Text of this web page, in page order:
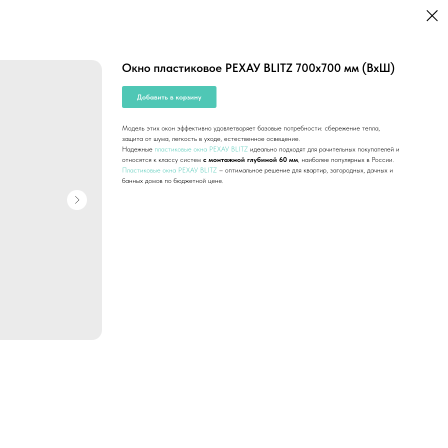
Окно пластиковое РЕХАУ BLITZ 700х700 мм (ВхШ)
Добавить в корзину
Модель этих окон эффективно удовлетворяет базовые потребности: сбережение тепла,
защита от шума, легкость в уходе, естественное освещение.
Надежные пластиковые окна РЕХАУ BLITZ идеально подходят для рачительных покупателей и
относятся к классу систем с монтажной глубиной 60 мм, наиболее популярных в России.
Пластиковые окна РЕХАУ BLITZ – оптимальное решение для квартир, загородных, дачных и
банных домов по бюджетной цене.